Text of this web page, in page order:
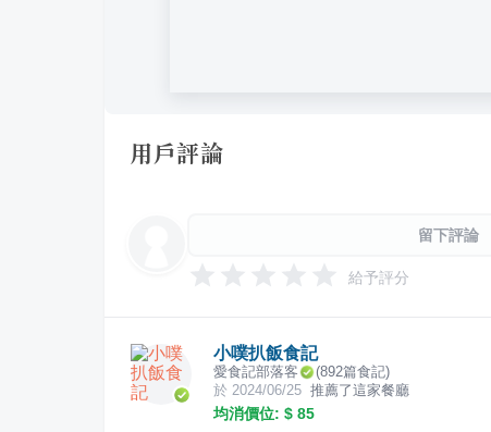
用戶評論
留下評論
給予評分
小噗扒飯食記
愛食記部落客 (892篇食記)
於 2024/06/25 推薦了這家餐廳
均消價位: $ 85